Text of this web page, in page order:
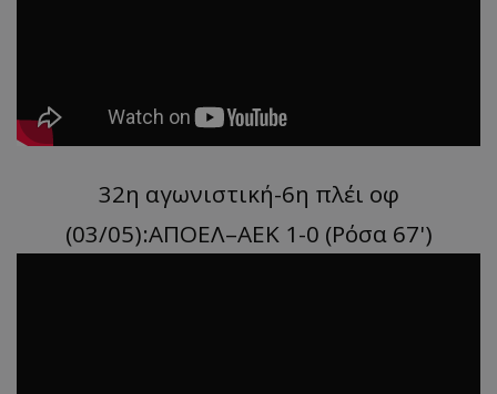
32η αγωνιστική-6η πλέι οφ
(03/05):ΑΠΟΕΛ–ΑΕΚ 1-0 (Ρόσα 67')